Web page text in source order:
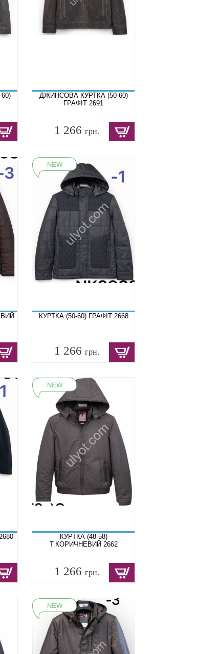
ДЖИНСОВА КУРТКА (50-60)
ГРАФІТ 2691
1 266грн.
КУРТКА (50-60) ГРАФІТ 2668
1 266грн.
КУРТКА (48-58)
Т.КОРИЧНЕВИЙ 2662
1 266грн.